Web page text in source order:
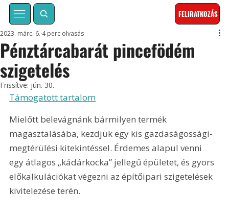
FELIRATKOZÁS
Pénztárcabarát pincefödém
szigetelés
2023. márc. 6. 4 perc olvasás
Frissítve: jún. 30.
Támogatott tartalom
Mielőtt belevágnánk bármilyen termék
magasztalásába, kezdjük egy kis gazdaságossági-
megtérülési kitekintéssel. Érdemes alapul venni
egy átlagos „kádárkocka” jellegű épületet, és gyors
előkalkulációkat végezni az építőipari szigetelések
kivitelezése terén.